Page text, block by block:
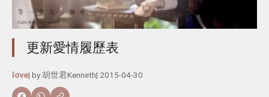
更新愛情履歷表
love| by胡世君Kenneth| 2015-04-30